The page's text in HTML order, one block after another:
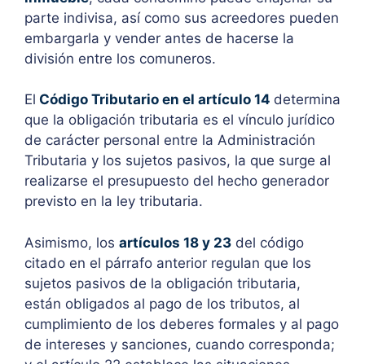
parte indivisa, así como sus acreedores pueden
embargarla y vender antes de hacerse la
división entre los comuneros.
El Código Tributario en el artículo 14 determina
que la obligación tributaria es el vínculo jurídico
de carácter personal entre la Administración
Tributaria y los sujetos pasivos, la que surge al
realizarse el presupuesto del hecho generador
previsto en la ley tributaria.
Asimismo, los artículos 18 y 23 del código
citado en el párrafo anterior regulan que los
sujetos pasivos de la obligación tributaria,
están obligados al pago de los tributos, al
cumplimiento de los deberes formales y al pago
de intereses y sanciones, cuando corresponda;